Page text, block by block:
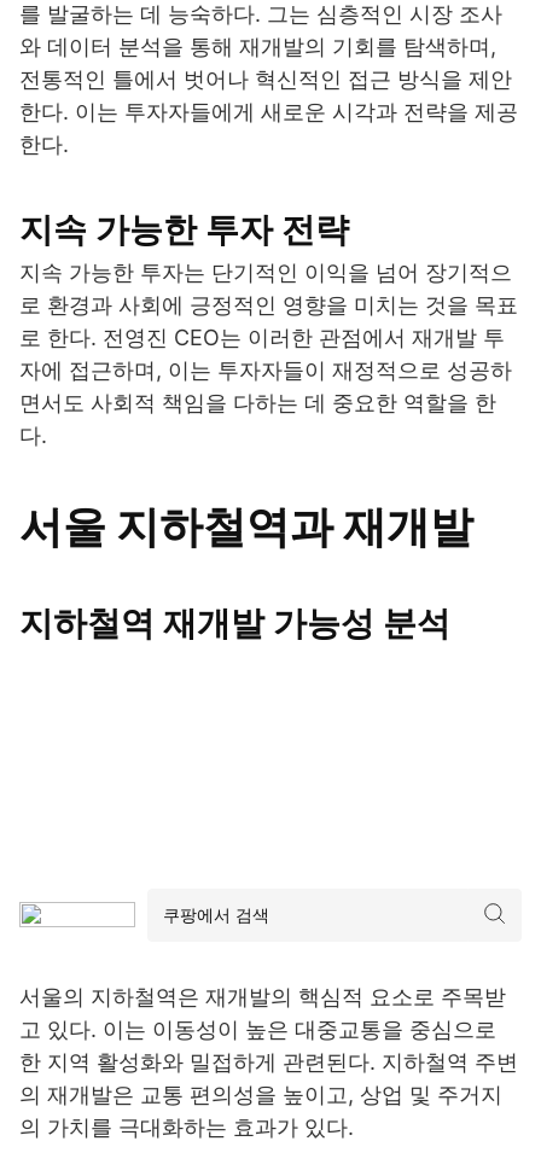
를 발굴하는 데 능숙하다. 그는 심층적인 시장 조사
와 데이터 분석을 통해 재개발의 기회를 탐색하며,
전통적인 틀에서 벗어나 혁신적인 접근 방식을 제안
한다. 이는 투자자들에게 새로운 시각과 전략을 제공
한다.
지속 가능한 투자 전략
지속 가능한 투자는 단기적인 이익을 넘어 장기적으
로 환경과 사회에 긍정적인 영향을 미치는 것을 목표
로 한다. 전영진 CEO는 이러한 관점에서 재개발 투
자에 접근하며, 이는 투자자들이 재정적으로 성공하
면서도 사회적 책임을 다하는 데 중요한 역할을 한
다.
서울 지하철역과 재개발
지하철역 재개발 가능성 분석
서울의 지하철역은 재개발의 핵심적 요소로 주목받
고 있다. 이는 이동성이 높은 대중교통을 중심으로
한 지역 활성화와 밀접하게 관련된다. 지하철역 주변
의 재개발은 교통 편의성을 높이고, 상업 및 주거지
의 가치를 극대화하는 효과가 있다.